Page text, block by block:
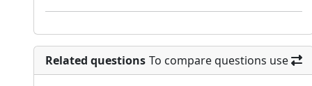
Related questions To compare questions use